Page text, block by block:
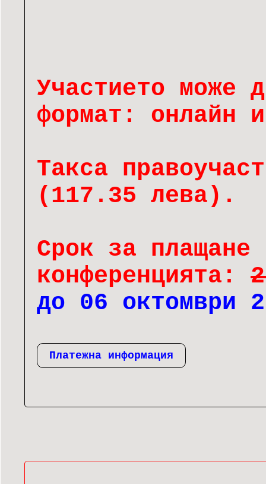
Участието може
формат: онлайн
Такса
(117.35 лева).
Срок за плащане
конференцията:
до 06 октомври
Платежна информация